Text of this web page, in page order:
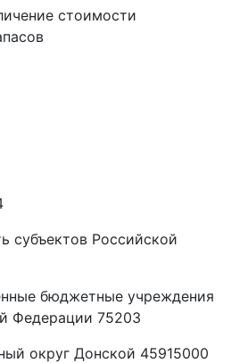
стоимости
субъектов Российской
бюджетные учреждения
Федерации 75203
округ Донской 45915000